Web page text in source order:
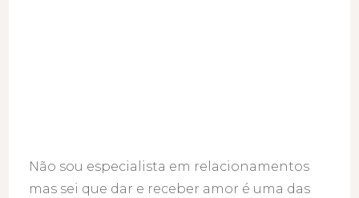
Não sou especialista em relacionamentos
mas sei que dar e receber amor é uma das